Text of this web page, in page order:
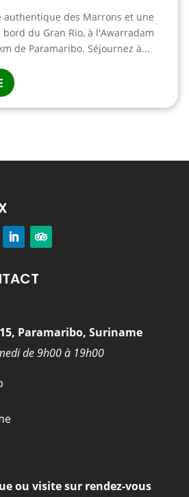
authentique des Marrons et une
du Gran Rio, à l'Awarradam
de Paramaribo. Séjournez à...
Paramaribo, Suriname
de 9h00 à 19h00
ou visite sur rendez-vous